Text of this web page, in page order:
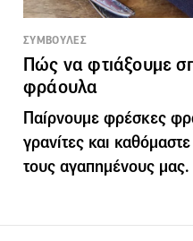
ΣΥΜΒΟΥΛΕΣ
Πώς να φτιάξουμε
φράουλα
Παίρνουμε φρέσκες
γρανίτες και
τους αγαπημένους μας.